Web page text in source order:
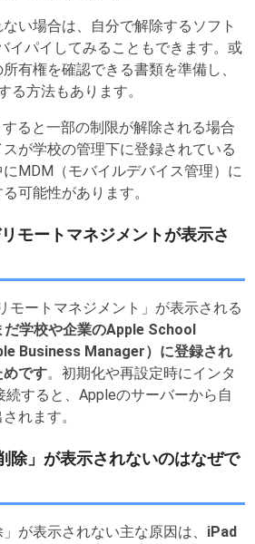
い場合は、自分で解除するソフト
イパイしてみることもできます。或
有権を確認できる書類を準備し、
る方法もあります。
ると一部の制限が解除される場合
が学校の管理下に登録されている
MDM（モバイルデバイス管理）に
可能性があります。
モートマネジメントが表示さ
モートマネジメント」が表示される
だ学校や企業のApple School
Business Manager）に登録され
めです。初期化や再設定時にインタ
続すると、Appleのサーバーから自
れます。
除」が表示されないのはなぜで
が表示されない主な原因は、 iPad